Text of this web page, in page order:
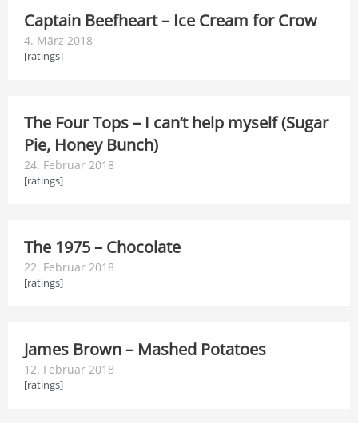
Captain Beefheart – Ice Cream for Crow
4. März 2018
[ratings]
The Four Tops – I can’t help myself (Sugar
Pie, Honey Bunch)
24. Februar 2018
[ratings]
The 1975 – Chocolate
22. Februar 2018
[ratings]
James Brown – Mashed Potatoes
12. Februar 2018
[ratings]